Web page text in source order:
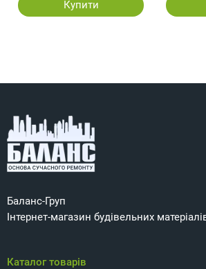
Купити
Баланс-Груп
Інтернет-магазин будівельних
Каталог товарів